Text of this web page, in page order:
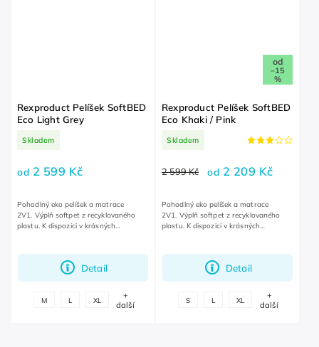
Rexproduct Pelíšek SoftBED
Eco Light Grey
Skladem
od 2 599 Kč
Detail
Pohodlný eko pelíšek a matrace
2V1. Výplň softpet z recyklovaného
plastu. K dispozici v krásných
M L XL
+
další
od
–15
%
Rexproduct Pelíšek SoftBED
Eco Khaki / Pink
Skladem
2 599 Kč od 2 209 Kč
Detail
Pohodlný eko pelíšek a matrace
2V1. Výplň softpet z recyklovaného
plastu. K dispozici v krásných
S L XL
+
další